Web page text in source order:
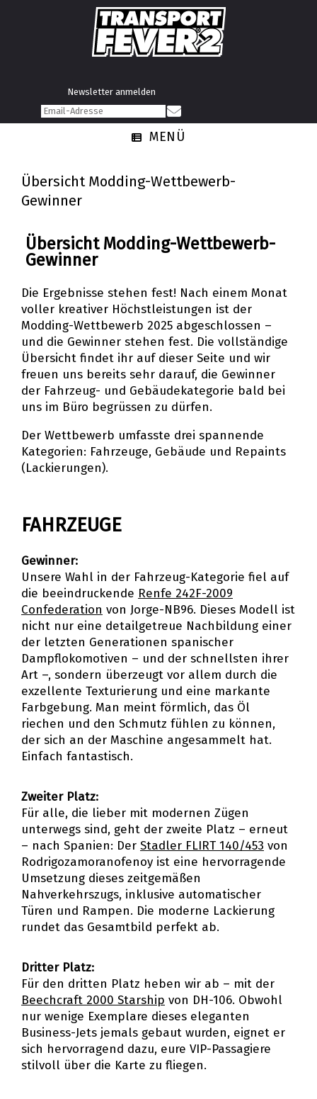
Newsletter anmelden
MENÜ
Übersicht Modding-Wettbewerb-
Gewinner
Übersicht Modding-Wettbewerb-
Gewinner
Die Ergebnisse stehen fest! Nach einem Monat
voller kreativer Höchstleistungen ist der
Modding-Wettbewerb 2025 abgeschlossen –
und die Gewinner stehen fest. Die vollständige
Übersicht findet ihr auf dieser Seite und wir
freuen uns bereits sehr darauf, die Gewinner
der Fahrzeug- und Gebäudekategorie bald bei
uns im Büro begrüssen zu dürfen.
Der Wettbewerb umfasste drei spannende
Kategorien: Fahrzeuge, Gebäude und Repaints
(Lackierungen).
FAHRZEUGE
Gewinner:
Unsere Wahl in der Fahrzeug-Kategorie fiel auf
die beeindruckende Renfe 242F-2009
Confederation von Jorge-NB96. Dieses Modell ist
nicht nur eine detailgetreue Nachbildung einer
der letzten Generationen spanischer
Dampflokomotiven – und der schnellsten ihrer
Art –, sondern überzeugt vor allem durch die
exzellente Texturierung und eine markante
Farbgebung. Man meint förmlich, das Öl
riechen und den Schmutz fühlen zu können,
der sich an der Maschine angesammelt hat.
Einfach fantastisch.
Zweiter Platz:
Für alle, die lieber mit modernen Zügen
unterwegs sind, geht der zweite Platz – erneut
– nach Spanien: Der Stadler FLIRT 140/453 von
Rodrigozamoranofenoy ist eine hervorragende
Umsetzung dieses zeitgemäßen
Nahverkehrszugs, inklusive automatischer
Türen und Rampen. Die moderne Lackierung
rundet das Gesamtbild perfekt ab.
Dritter Platz:
Für den dritten Platz heben wir ab – mit der
Beechcraft 2000 Starship von DH-106. Obwohl
nur wenige Exemplare dieses eleganten
Business-Jets jemals gebaut wurden, eignet er
sich hervorragend dazu, eure VIP-Passagiere
stilvoll über die Karte zu fliegen.